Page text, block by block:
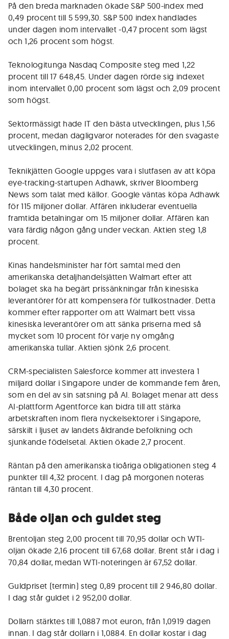
På den breda marknaden ökade S&P 500-index med
0,49 procent till 5 599,30. S&P 500 index handlades
under dagen inom intervallet -0,47 procent som lägst
och 1,26 procent som högst.
Teknologitunga Nasdaq Composite steg med 1,22
procent till 17 648,45. Under dagen rörde sig indexet
inom intervallet 0,00 procent som lägst och 2,09 procent
som högst.
Sektormässigt hade IT den bästa utvecklingen, plus 1,56
procent, medan dagligvaror noterades för den svagaste
utvecklingen, minus 2,02 procent.
Teknikjätten Google uppges vara i slutfasen av att köpa
eye-tracking-startupen Adhawk, skriver Bloomberg
News som talat med källor. Google väntas köpa Adhawk
för 115 miljoner dollar. Affären inkluderar eventuella
framtida betalningar om 15 miljoner dollar. Affären kan
vara färdig någon gång under veckan. Aktien steg 1,8
procent.
Kinas handelsminister har fört samtal med den
amerikanska detaljhandelsjätten Walmart efter att
bolaget ska ha begärt prissänkningar från kinesiska
leverantörer för att kompensera för tullkostnader. Detta
kommer efter rapporter om att Walmart bett vissa
kinesiska leverantörer om att sänka priserna med så
mycket som 10 procent för varje ny omgång
amerikanska tullar. Aktien sjönk 2,6 procent.
CRM-specialisten Salesforce kommer att investera 1
miljard dollar i Singapore under de kommande fem åren,
som en del av sin satsning på AI. Bolaget menar att dess
AI-plattform Agentforce kan bidra till att stärka
arbetskraften inom flera nyckelsektorer i Singapore,
särskilt i ljuset av landets åldrande befolkning och
sjunkande födelsetal. Aktien ökade 2,7 procent.
Räntan på den amerikanska tioåriga obligationen steg 4
punkter till 4,32 procent. I dag på morgonen noteras
räntan till 4,30 procent.
Både oljan och guldet steg
Brentoljan steg 2,00 procent till 70,95 dollar och WTI-
oljan ökade 2,16 procent till 67,68 dollar. Brent står i dag i
70,84 dollar, medan WTI-noteringen är 67,52 dollar.
Guldpriset (termin) steg 0,89 procent till 2 946,80 dollar.
I dag står guldet i 2 952,00 dollar.
Dollarn stärktes till 1,0887 mot euron, från 1,0919 dagen
innan. I dag står dollarn i 1,0884. En dollar kostar i dag